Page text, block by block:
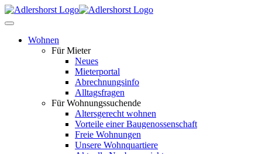
Wohnen
Für Mieter
Neues
Mieterportal
Abrechnungsinfo
Alltagsfragen
Für Wohnungssuchende
Altersgerecht wohnen
Vorteile einer Baugenossenschaft
Freie Wohnungen
Unsere Wohnquartiere